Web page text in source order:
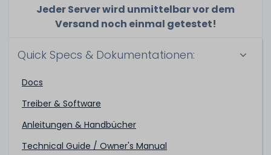
Jeder Server wird unmittelbar vor dem
Versand noch einmal getestet!
Quick Specs & Dokumentationen:
Docs
Treiber & Software
Anleitungen & Handbücher
Technical Guide / Owner's Manual